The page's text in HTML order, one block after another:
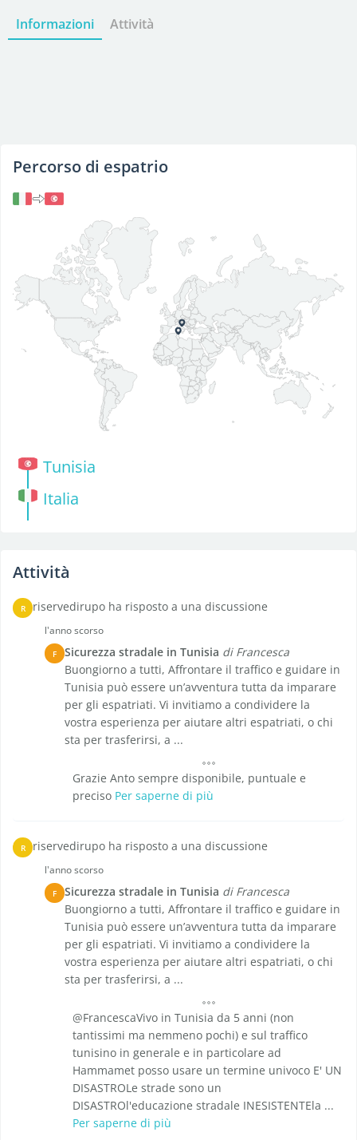
Informazioni Attività
Percorso di espatrio
Tunisia
Italia
Attività
R riservedirupo ha risposto a una discussione
l'anno scorso
F Sicurezza stradale in Tunisia di Francesca
Buongiorno a tutti, Affrontare il traffico e guidare in
Tunisia può essere un’avventura tutta da imparare
per gli espatriati. Vi invitiamo a condividere la
vostra esperienza per aiutare altri espatriati, o chi
sta per trasferirsi, a ...
Grazie Anto sempre disponibile, puntuale e
preciso Per saperne di più
R riservedirupo ha risposto a una discussione
l'anno scorso
F Sicurezza stradale in Tunisia di Francesca
Buongiorno a tutti, Affrontare il traffico e guidare in
Tunisia può essere un’avventura tutta da imparare
per gli espatriati. Vi invitiamo a condividere la
vostra esperienza per aiutare altri espatriati, o chi
sta per trasferirsi, a ...
@FrancescaVivo in Tunisia da 5 anni (non
tantissimi ma nemmeno pochi) e sul traffico
tunisino in generale e in particolare ad
Hammamet posso usare un termine univoco E' UN
DISASTROLe strade sono un
DISASTROl'educazione stradale INESISTENTEla ...
Per saperne di più